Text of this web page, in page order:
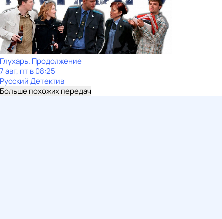
Глухарь. Продолжение
7 авг, пт в 08:25
Русский Детектив
Больше похожих передач